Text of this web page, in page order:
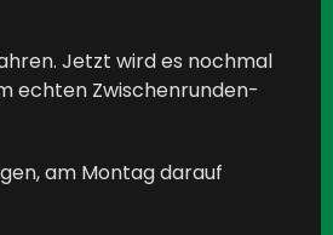
Jetzt wird es nochmal
echten Zwischenrunden-
am Montag darauf